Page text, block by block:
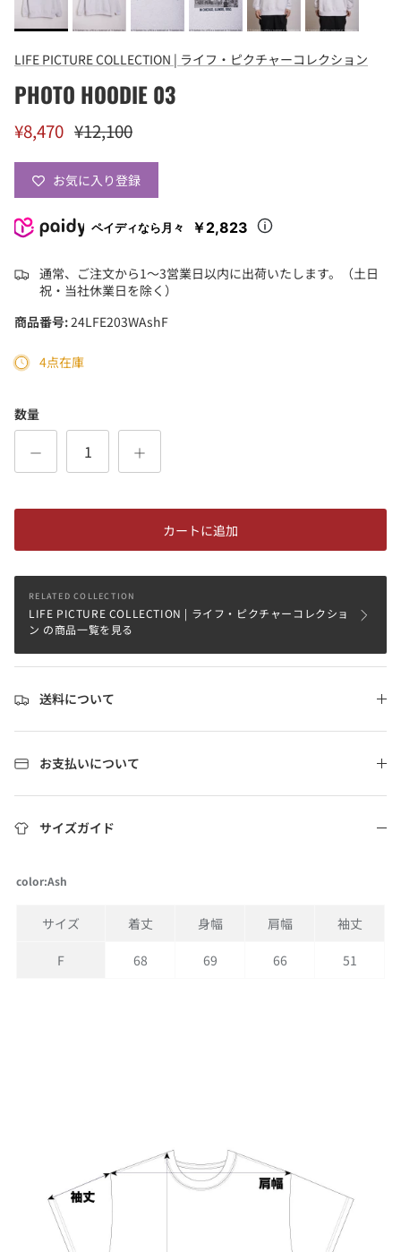
LIFE PICTURE COLLECTION | ライフ・ピクチャーコレクション
PHOTO HOODIE 03
¥8,470 ¥12,100
お気に入り登録
ペイディなら月々 ￥2,823
通常、ご注文から1〜3営業日以内に出荷いたします。（土日
祝・当社休業日を除く）
商品番号:24LFE203WAshF
4点在庫
数量
カートに追加
RELATED COLLECTION
LIFE PICTURE COLLECTION | ライフ・ピクチャーコレクショ
ン の商品一覧を見る
送料について
お支払いについて
サイズガイド
color:Ash
サイズ 着丈 身幅 肩幅 袖丈
F 68 69 66 51